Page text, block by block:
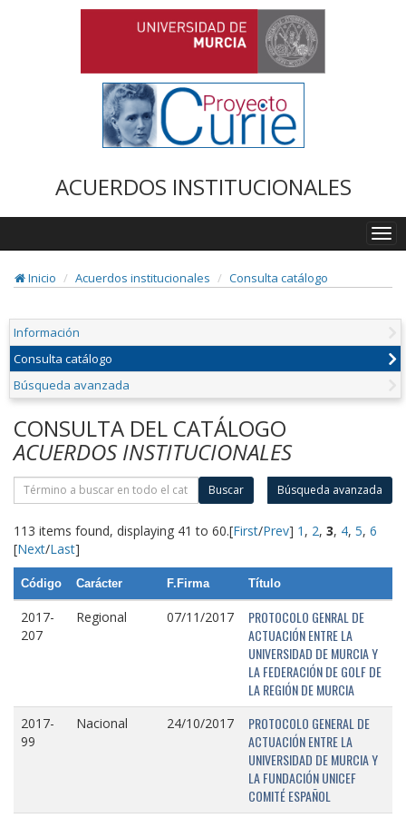
ACUERDOS INSTITUCIONALES
Inicio
Acuerdos institucionales Consulta catálogo
Información
Consulta catálogo
Búsqueda avanzada
CONSULTA DEL CATÁLOGO
ACUERDOS INSTITUCIONALES
Buscar Búsqueda avanzada
113 items found, displaying 41 to 60.[First/Prev] 1 , 2, 3, 4, 5, 6
[Next/Last]
Código Carácter F.Firma Título
2017-
207
Regional 07/11/2017
PROTOCOLO GENRAL DE
ACTUACIÓN ENTRE LA
UNIVERSIDAD DE MURCIA Y
LA FEDERACIÓN DE GOLF DE
LA REGIÓN DE MURCIA
2017-
99
Nacional 24/10/2017
PROTOCOLO GENERAL DE
ACTUACIÓN ENTRE LA
UNIVERSIDAD DE MURCIA Y
LA FUNDACIÓN UNICEF
COMITÉ ESPAÑOL